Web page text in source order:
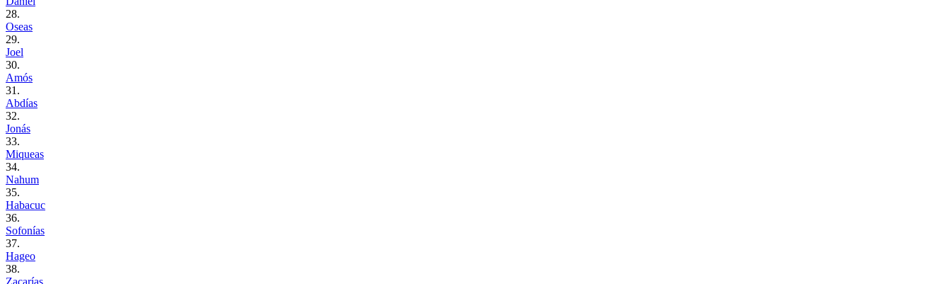
28.
Oseas
29.
Joel
30.
Amós
31.
Abdías
32.
Jonás
33.
Miqueas
34.
Nahum
35.
Habacuc
36.
Sofonías
37.
Hageo
38.
Zacarías